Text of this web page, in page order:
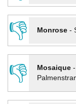
👎
Monrose-
👎
Mosaique-